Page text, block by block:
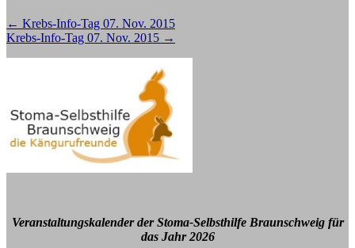
Beitragsnavigation
← Krebs-Info-Tag 07. Nov. 2015
Krebs-Info-Tag 07. Nov. 2015 →
Veranstaltungskalender der Stoma-Selbsthilfe Braunschweig für
das Jahr 2026